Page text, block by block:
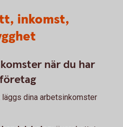
inkomst,
när du har
läggs dina arbetsinkomster